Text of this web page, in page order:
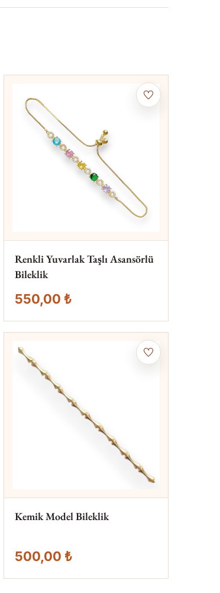
Renkli Yuvarlak Taşlı Asansörlü
Bileklik
550,00 ₺
Kemik Model Bileklik
500,00 ₺